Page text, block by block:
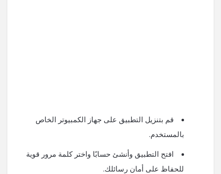
قم بتنزيل التطبيق على جهاز الكمبيوتر الخاص
بالمستخدم.
افتح التطبيق وأنشئ حسابًا واختر كلمة مرور قوية
للحفاظ على أمان رسائلك.